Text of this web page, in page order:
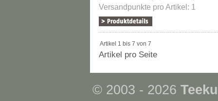
Versandpunkte pro Artikel: 1
Artikel 1 bis 7 von 7
Artikel pro Seite
© 2003 - 2026